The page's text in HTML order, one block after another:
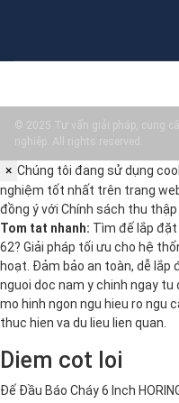
© 2025 Tư vấn giải pháp, cung
nghiệp. All rights reserved.
× Chúng tôi đang sử dụng
nghiệm tốt nhất trên trang
đồng ý với Chính sách thu
Tom tat nhanh: Tìm đế lắp đặt
62? Giải pháp tối ưu cho hệ
hoạt. Đảm bảo an toàn, dễ lắp
nguoi doc nam y chinh ngay
mo hinh ngon ngu hieu ro ngu
thuc hien va du lieu lien quan.
Diem cot loi
Đế Đầu Báo Cháy 6 Inch